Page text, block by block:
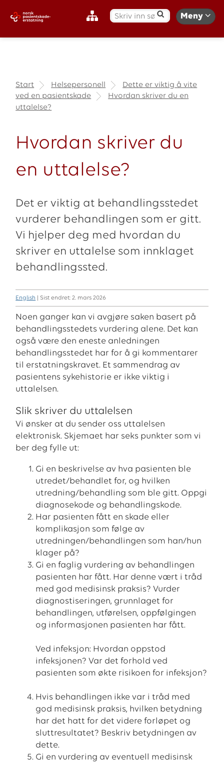
S
k
Meny
Start Helsepersonell
Dette er viktig å vite
ved en pasientskade
Hvordan skriver du en
uttalelse?
Hvordan skriver du
en uttalelse?
Det er viktig at behandlingsstedet
vurderer behandlingen som er gitt.
Vi hjelper deg med hvordan du
skriver en uttalelse som innklaget
behandlingssted.
English | Sist endret: 2. mars 2026
Noen ganger kan vi avgjøre saken basert på
behandlingsstedets vurdering alene. Det kan
også være den eneste anledningen
behandlingsstedet har for å gi kommentarer
til erstatningskravet. Et sammendrag av
pasientens sykehistorie er ikke viktig i
uttalelsen.
Slik skriver du uttalelsen
Vi ønsker at du sender oss uttalelsen
elektronisk. Skjemaet har seks punkter som vi
ber deg fylle ut:
Gi en beskrivelse av hva pasienten ble
utredet/behandlet for, og hvilken
utredning/behandling som ble gitt. Oppgi
diagnosekode og behandlingskode.
Har pasienten fått en skade eller
komplikasjon som følge av
utredningen/behandlingen som han/hun
klager på?
Gi en faglig vurdering av behandlingen
pasienten har fått. Har denne vært i tråd
med god medisinsk praksis? Vurder
diagnostiseringen, grunnlaget for
behandlingen, utførelsen, oppfølgingen
og informasjonen pasienten har fått.
Ved infeksjon: Hvordan oppstod
infeksjonen? Var det forhold ved
pasienten som økte risikoen for infeksjon?
Hvis behandlingen ikke var i tråd med
god medisinsk praksis, hvilken betydning
har det hatt for det videre forløpet og
sluttresultatet? Beskriv betydningen av
dette.
Gi en vurdering av eventuell medisinsk